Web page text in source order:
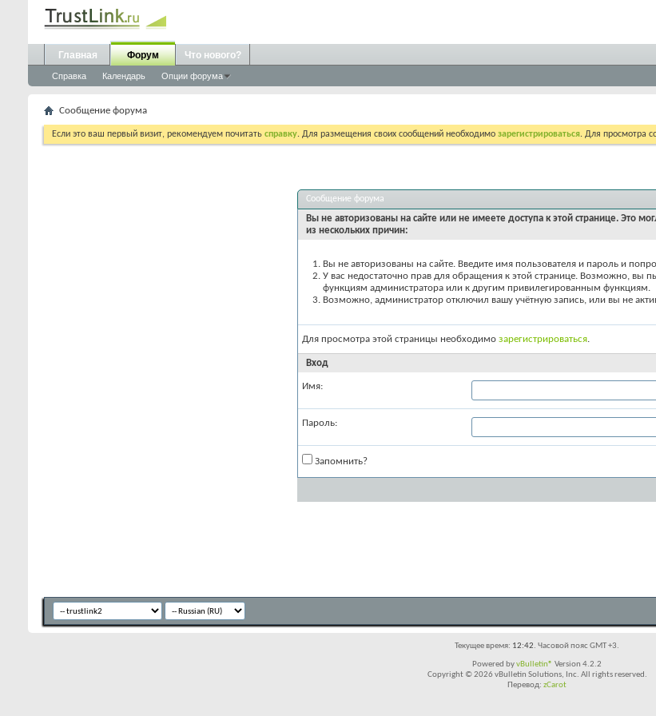
Главная Форум
Справка Календарь Опции форума
Что нового?
Сообщение форума
Если это ваш первый визит, рекомендуем почитать справку. Для размещения своих сообщений необходимо зарегистрироваться. Для просмотра
Сообщение форума
Вы не авторизованы на сайте или не имеете доступа к этой странице. Это
из нескольких причин:
Вы не авторизованы на сайте. Введите имя пользователя и пароль и
У вас недостаточно прав для обращения к этой странице. Возможно, вы
функциям администратора или к другим привилегированным функциям.
Возможно, администратор отключил вашу учётную запись, или вы не
Для просмотра этой страницы необходимо зарегистрироваться.
Вход
Имя:
Пароль:
Запомнить?
Текущее время: 12:42. Часовой пояс GMT +3.
Powered byvBulletin® Version 4.2.2
Copyright © 2026 vBulletin Solutions, Inc. All rights reserved.
Перевод: zCarot